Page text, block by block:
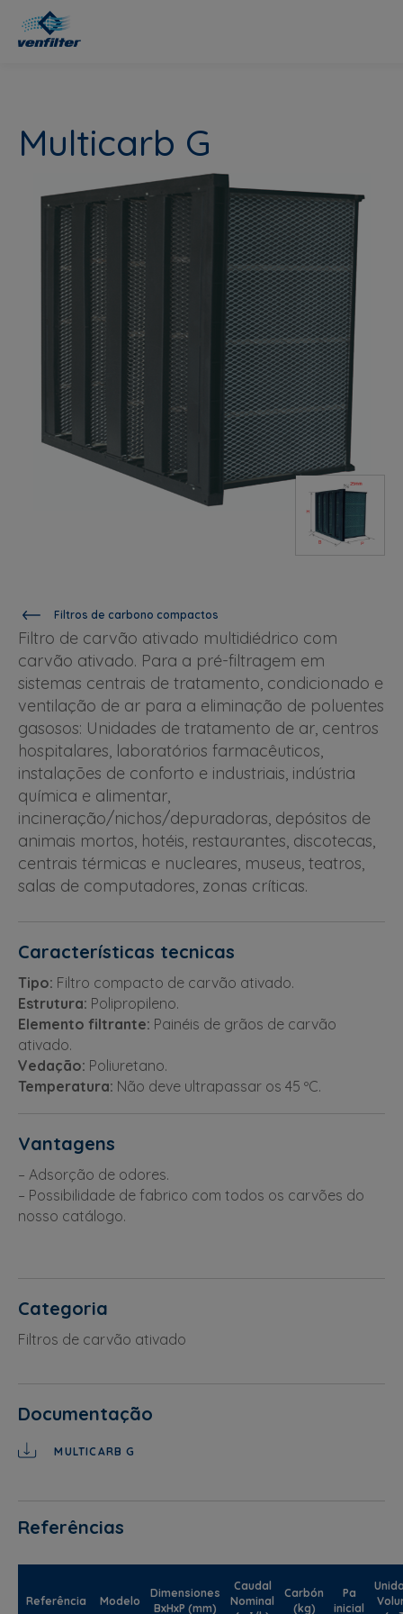
Filtros de carbono compactos
Filtro de carvão ativado multidiédrico com
carvão ativado. Para a pré-filtragem em
sistemas centrais de tratamento, condicionado e
ventilação de ar para a eliminação de poluentes
gasosos: Unidades de tratamento de ar, centros
hospitalares, laboratórios farmacêuticos,
instalações de conforto e industriais, indústria
química e alimentar,
incineração/nichos/depuradoras, depósitos de
animais mortos, hotéis, restaurantes, discotecas,
centrais térmicas e nucleares, museus, teatros,
salas de computadores, zonas críticas.
Características tecnicas
Tipo: Filtro compacto de carvão ativado.
Estrutura: Polipropileno.
Elemento filtrante: Painéis de grãos de carvão
ativado.
Vedação: Poliuretano.
Temperatura: Não deve ultrapassar os 45 ºC.
Vantagens
– Adsorção de odores.
– Possibilidade de fabrico com todos os carvões do
nosso catálogo.
Categoria
Filtros de carvão ativado
Documentação
MULTICARB G
Multicarb G
Referências
Referência Modelo
Dimensiones
BxHxP (mm)
Caudal
Nominal
Carbón
(kg)
Pa
inicial